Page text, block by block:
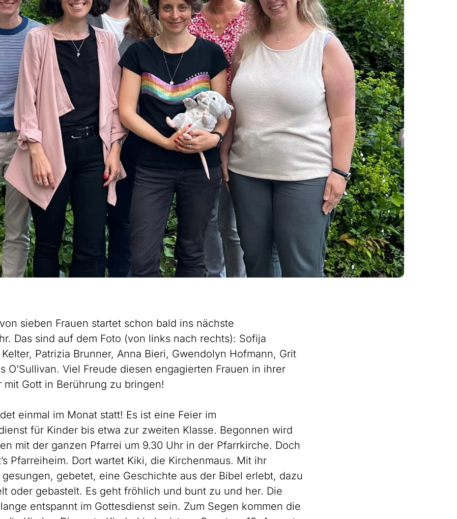
sieben Frauen startet schon bald ins nächste
Das sind auf dem Foto (von links nach rechts): Sofija
Patrizia Brunner, Anna Bieri, Gwendolyn Hofmann, Grit
O’Sullivan. Viel Freude diesen engagierten Frauen in ihrer
mit Gott in Berührung zu bringen!
einmal im Monat statt! Es ist eine Feier im
für Kinder bis etwa zur zweiten Klasse. Begonnen wird
mit der ganzen Pfarrei um 9.30 Uhr in der Pfarrkirche. Doch
Pfarreiheim. Dort wartet Kiki, die Kirchenmaus. Mit ihr
gebetet, eine Geschichte aus der Bibel erlebt, dazu
oder gebastelt. Es geht fröhlich und bunt zu und her. Die
entspannt im Gottesdienst sein. Zum Segen kommen die